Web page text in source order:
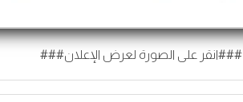
###انقر على الصورة لعرض الإعلان###